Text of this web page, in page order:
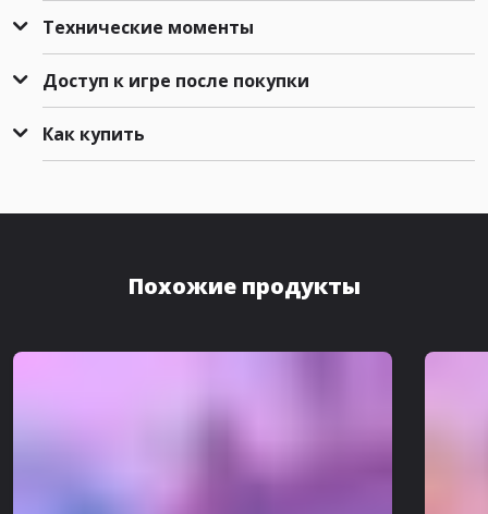
Технические моменты
Доступ к игре после покупки
Как купить
Похожие продукты